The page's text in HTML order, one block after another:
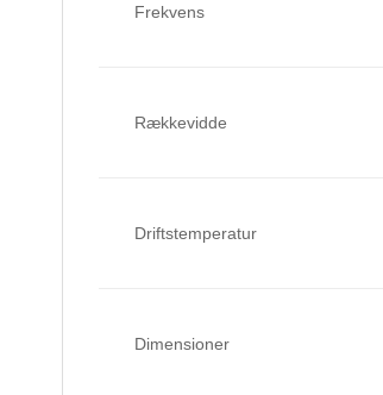
Frekvens
Rækkevidde
Driftstemperatur
Dimensioner